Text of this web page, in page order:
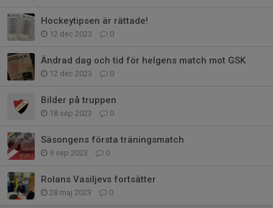
Hockeytipsen är rättade!
12 dec 2023 0
Ändrad dag och tid för helgens match mot GSK
12 dec 2023 0
Bilder på truppen
18 sep 2023 0
Säsongens första träningsmatch
9 sep 2023 0
Rolans Vasiljevs fortsätter
28 maj 2023 0